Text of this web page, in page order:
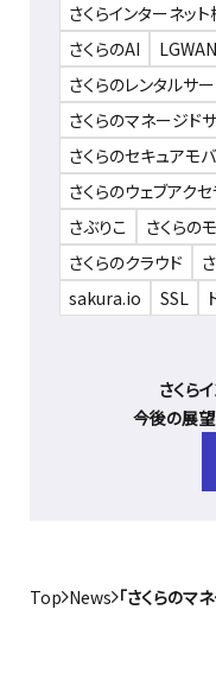
さくらインターネッ
さくらのAI
LGWAN
さくらのレンタルサ
さくらのマネージド
さくらのセキュアモ
さくらのウェブアク
さぶりこ
さくらの
さくらのクラウド
sakura.io
SSL
さくら
今後の展
Top News 「さくらの